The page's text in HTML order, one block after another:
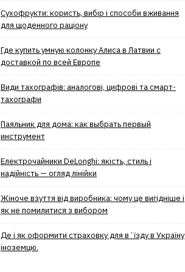
Сухофрукти: користь, вибір і способи вживання
для щоденного раціону
Где купить умную колонку Алиса в Латвии с
доставкой по всей Европе
Види тахографів: аналогові, цифрові та смарт-
тахографи
Паяльник для дома: как выбрать первый
инструмент
Електрочайники DeLonghi: якість, стиль і
надійність — огляд лінійки
Жіноче взуття від виробника: чому це вигідніше і
як не помилитися з вибором
Де і як оформити страховку для вʼїзду в Україну
іноземцю.